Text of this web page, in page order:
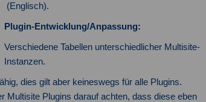
(Englisch).
Plugin-Entwicklung/Anpassung:
Verschiedene Tabellen unterschiedlicher Multisite-
Instanzen.
dies gilt aber keineswegs für alle Plugins.
Multisite Plugins darauf achten, dass diese eben